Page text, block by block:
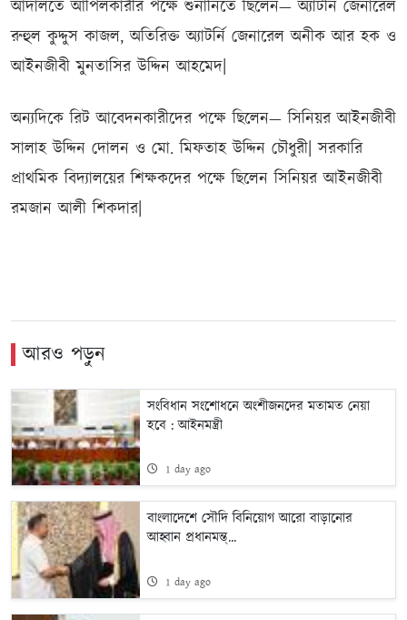
আদালতে আপিলকারীর পক্ষে শুনানিতে ছিলেন— অ্যাটর্নি জেনারেল
রুহুল কুদ্দুস কাজল, অতিরিক্ত অ্যাটর্নি জেনারেল অনীক আর হক ও
আইনজীবী মুনতাসির উদ্দিন আহমেদ|
অন্যদিকে রিট আবেদনকারীদের পক্ষে ছিলেন— সিনিয়র আইনজীবী
সালাহ উদ্দিন দোলন ও মো. মিফতাহ উদ্দিন চৌধুরী| সরকারি
প্রাথমিক বিদ্যালয়ের শিক্ষকদের পক্ষে ছিলেন সিনিয়র আইনজীবী
রমজান আলী শিকদার|
আরও পড়ুন
সংবিধান সংশোধনে অংশীজনদের মতামত নেয়া
হবে : আইনমন্ত্রী
1 day ago
বাংলাদেশে সৌদি বিনিয়োগ আরো বাড়ানোর
আহ্বান প্রধানমন্ত্...
1 day ago